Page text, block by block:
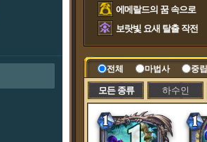
에메랄드의 꿈 속으로
보랏빛 요새 탈출 작전
전체 마법사 중립
모든 종류 하수인